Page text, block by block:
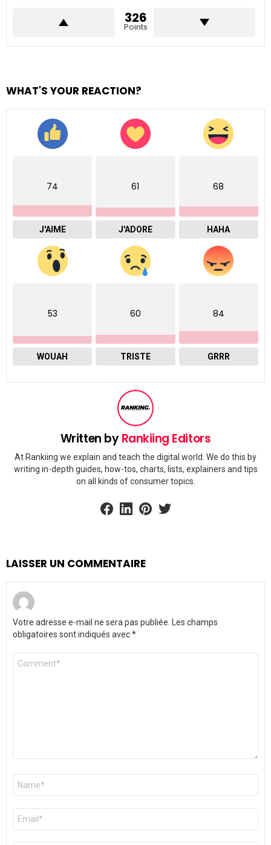
326
Points
WHAT'S YOUR REACTION?
74
J'AIME
61
J'ADORE
68
HAHA
53
WOUAH
60
TRISTE
84
GRRR
Written byRankiing Editors
At Rankiing we explain and teach the digital world. We do this by
writing in-depth guides, how-tos, charts, lists, explainers and tips
on all kinds of consumer topics.
facebooklinkedin
LAISSER UN COMMENTAIRE
Votre adresse e-mail ne sera pas publiée.
Les champs
obligatoires sont indiqués avec*
Commentaire
Nom
E-
mail
*